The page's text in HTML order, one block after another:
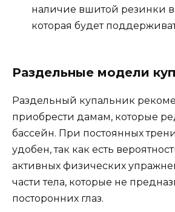
наличие вшитой резинки
которая будет
Раздельные модели
Раздельный купальник
приобрести дамам, которые
бассейн. При постоянных
удобен, так как есть
активных физических
части тела, которые не
посторонних глаз.